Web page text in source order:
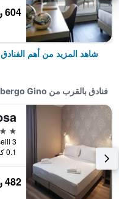
604 ﷼
شاهد المزيد من أهم
فنادق بالقرب من Albergo Gino
3 نجوم
0.1 كيلومتر عن وسط المدينة
482 ﷼